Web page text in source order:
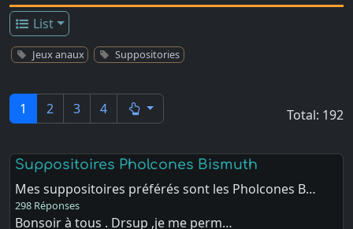
List
Jeux anaux Suppositories
1 2 3 4 Total: 192
Suppositoires Pholcones Bismuth
Mes suppositoires préférés sont les Pholcones B…
298 Réponses
Bonsoir à tous . Drsup ,je me perm…